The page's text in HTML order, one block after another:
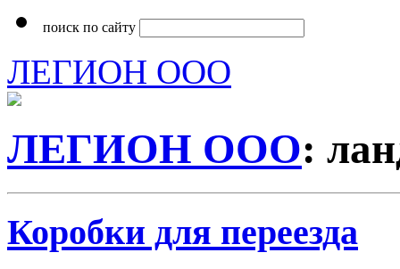
поиск по сайту
ЛЕГИОН ООО
ЛЕГИОН ООО:
Коробки для переезда